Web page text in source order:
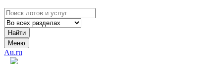
Найти
Меню
Au.ru